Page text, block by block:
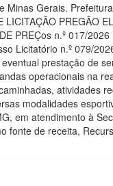
Minas Gerais.
LICITAÇÃO PREGÃO
PREÇos n.º 017/
Licitatório n.º 079/
prestação de
operacionais na
atividades
modalidades
em atendimento à
fonte de receita,